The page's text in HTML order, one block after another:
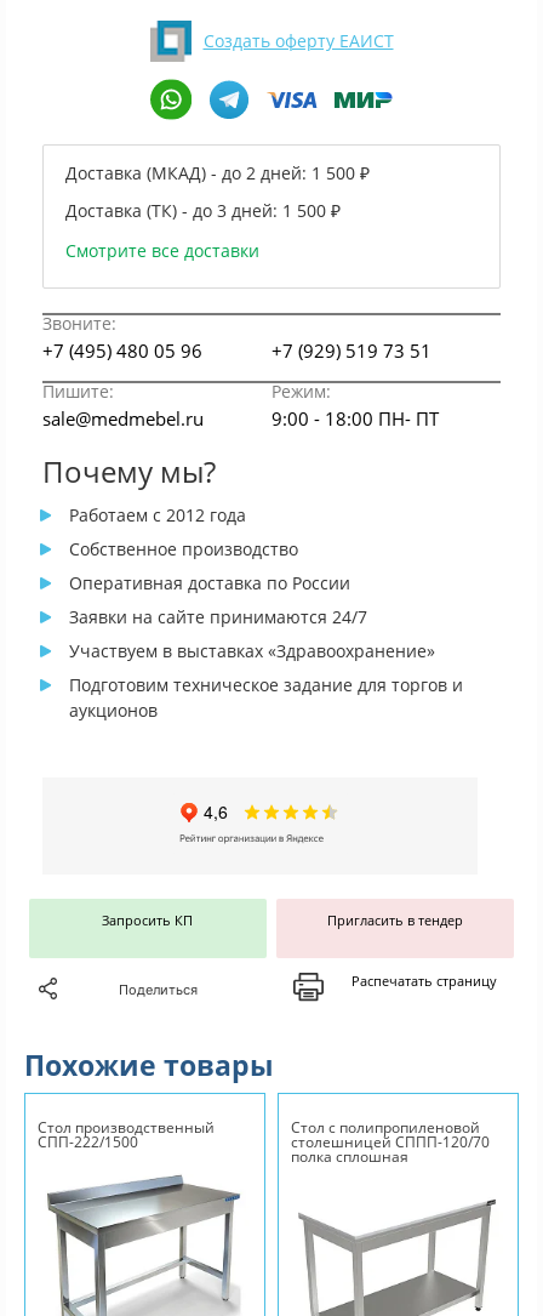
Создать оферту ЕАИСТ
Доставка (МКАД) - до 2 дней: 1 500 ₽
Доставка (ТК) - до 3 дней: 1 500 ₽
Смотрите все доставки
Звоните:
+7 (495) 480 05 96 +7 (929) 519 73 51
Пишите: Режим:
sale@medmebel.ru 9:00 - 18:00 ПН- ПТ
Почему мы?
Работаем с 2012 года
Собственное производство
Оперативная доставка по России
Заявки на сайте принимаются 24/7
Участвуем в выставках «Здравоохранение»
Подготовим техническое задание для торгов и
аукционов
Запросить КП Пригласить в тендер
Поделиться Распечатать страницу
Похожие товары
Стол производственный
СПП-222/1500
Стол с полипропиленовой
столешницей СППП-120/70
полка сплошная